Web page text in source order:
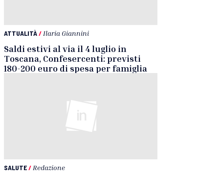
ATTUALITÀ/ Ilaria Giannini
Saldi estivi al via il 4 luglio in
Toscana, Confesercenti: previsti
180-200 euro di spesa per famiglia
SALUTE/ Redazione